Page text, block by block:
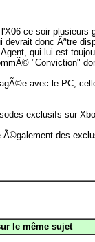
ce soir
devrait donc Ãªtre
qui lui est
"Conviction"
avec le PC,
exclusifs sur
Ã©galement des
le même sujet